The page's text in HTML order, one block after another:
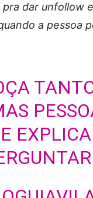
pra dar
a pessoa